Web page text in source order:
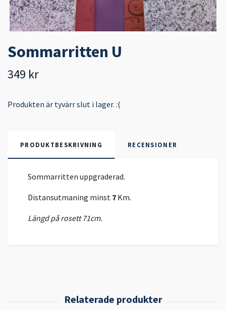
Sommarritten U
349 kr
Produkten är tyvärr slut i lager. :(
PRODUKTBESKRIVNING RECENSIONER
Sommarritten uppgraderad.
Distansutmaning minst 7 Km.
Längd på rosett 71cm.